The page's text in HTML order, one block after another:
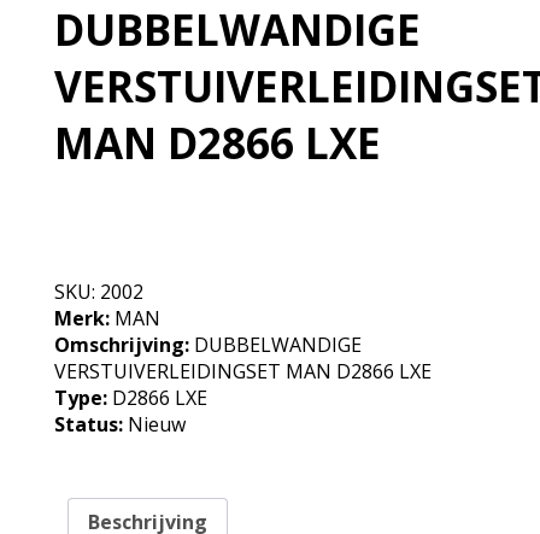
DUBBELWANDIGE
MAN D2866 LXE
SKU: 2002
Merk:MAN
Omschrijving:DUBBELWANDIGE
VERSTUIVERLEIDINGSET MAN D2866 LXE
Type:D2866 LXE
Status:Nieuw
Beschrijving